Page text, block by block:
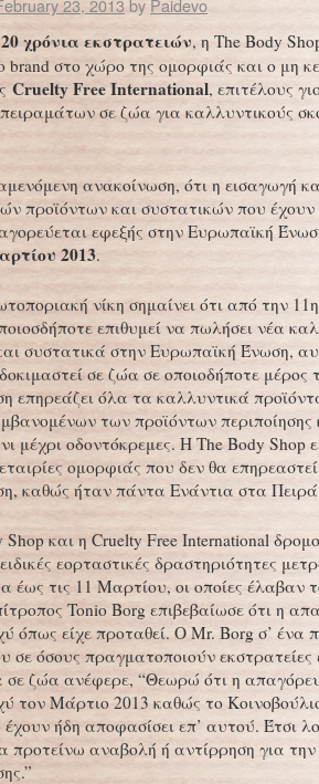
23, 2013by Paidevo
20 χρόνια εκστρατειών, η The Body
στο χώρο της ομορφιάς και ο μη
Cruelty Free International, επιτέλους
σε ζώα για καλλυντικούς
ανακοίνωση, ότι η εισαγωγή
προϊόντων και συστατικών που έχουν
εφεξής στην Ευρωπαϊκή
2013.
νίκη σημαίνει ότι από την
επιθυμεί να πωλήσει νέα
συστατικά στην Ευρωπαϊκή Ένωση,
σε ζώα σε οποιοδήποτε
επηρεάζει όλα τα καλλυντικά
των προϊόντων περιποίησης
μέχρι οδοντόκρεμες. Η The Body Shop
ομορφιάς που δεν θα
καθώς ήταν πάντα Ενάντια στα
και η Cruelty Free International
εορταστικές δραστηριότητες
έως τις 11 Μαρτίου, οι οποίες έλαβαν
Tonio Borg επιβεβαίωσε ότι η
όπως είχε προταθεί. Ο Mr. Borg σ’ ένα
σε όσους πραγματοποιούν εκστρατείες
σε ζώα ανέφερε, “Θεωρώ ότι η
τον Μάρτιο 2013 καθώς το
ήδη αποφασίσει επ’ αυτού. Έτσι
προτείνω αναβολή ή αντίρρηση για την